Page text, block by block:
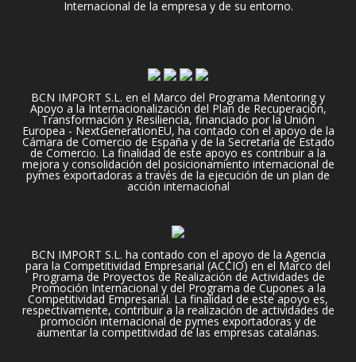
Internacional de la empresa y de su entorno.
BCN IMPORT S.L. en el Marco del Programa Mentoring y
Apoyo a la Internacionalización del Plan de Recuperación,
Transformación y Resiliencia, financiado por la Unión
Europea - NextGenerationEU, ha contado con el apoyo de la
Cámara de Comercio de España y de la Secretaría de Estado
de Comercio. La finalidad de este apoyo es contribuir a la
mejora y consolidación del posicionamiento internacional de
pymes exportadoras a través de la ejecución de un plan de
acción internacional
BCN IMPORT S.L. ha contado con el apoyo de la Agencia
para la Competitividad Empresarial (ACCIO) en el Marco del
Programa de Proyectos de Realización de Actividades de
Promoción Internacional y del Programa de Cupones a la
Competitividad Empresarial. La finalidad de este apoyo es,
respectivamente, contribuir a la realización de actividades de
promoción internacional de pymes exportadoras y de
aumentar la competitividad de las empresas catalanas.